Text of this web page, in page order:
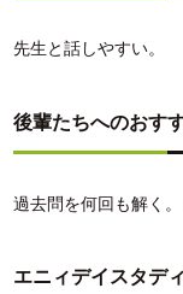
先生と話しやすい。
後輩たちへのおす
過去問を何回も解く
エニィデイスタデ